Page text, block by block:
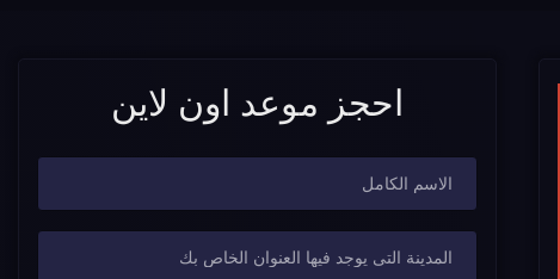
احجز موعد اون لاين